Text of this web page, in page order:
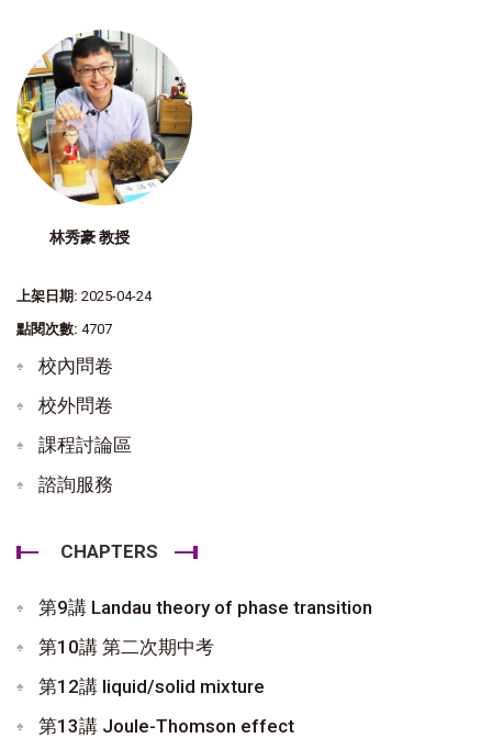
林秀豪 教授
上架日期: 2025-04-24
點閱次數: 4707
校內問卷
校外問卷
課程討論區
諮詢服務
CHAPTERS
第9講 Landau theory of phase transition
第10講 第二次期中考
第12講 liquid/solid mixture
第13講 Joule-Thomson effect